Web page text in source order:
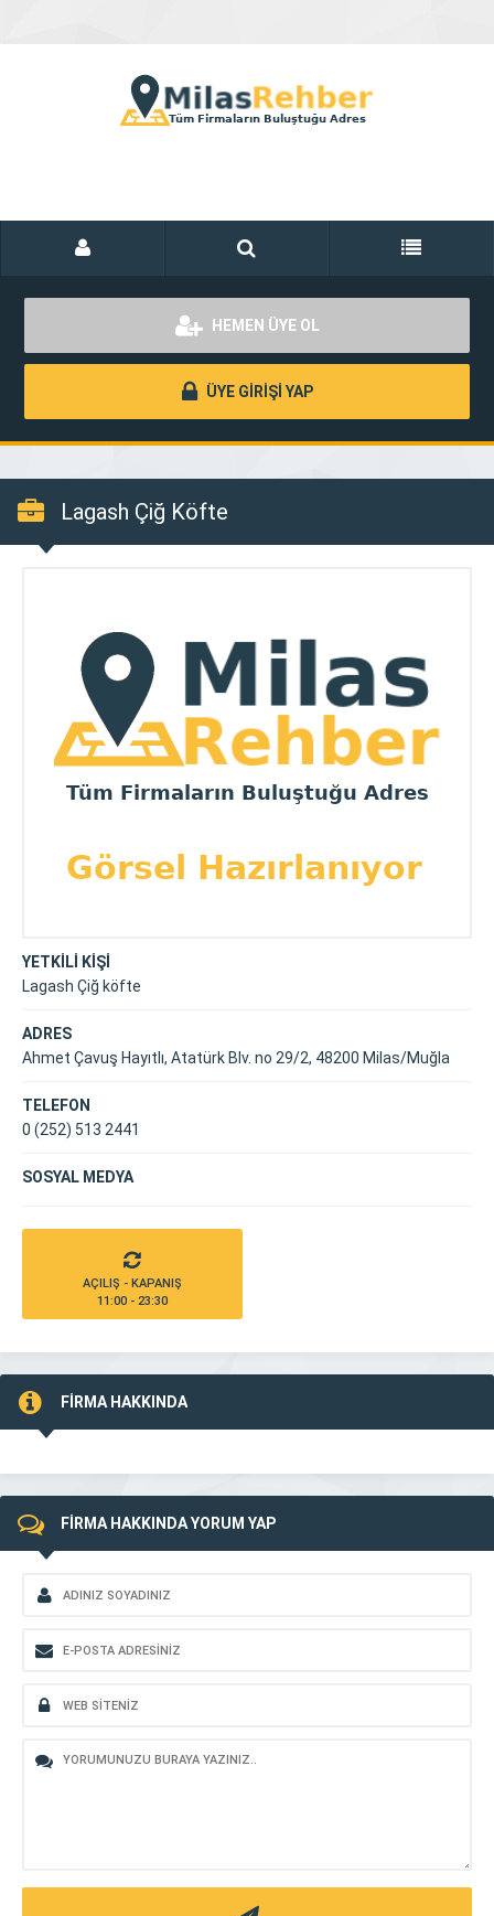
HEMEN ÜYE OL
ÜYE GİRİŞİ YAP
Lagash Çiğ Köfte
YETKİLİ KİŞİ
Lagash Çiğ köfte
ADRES
Ahmet Çavuş Hayıtlı, Atatürk Blv. no 29/2, 48200 Milas/Muğla
TELEFON
0 (252) 513 2441
SOSYAL MEDYA
AÇILIŞ - KAPANIŞ
11:00 - 23:30
FİRMA HAKKINDA
FİRMA HAKKINDA YORUM YAP